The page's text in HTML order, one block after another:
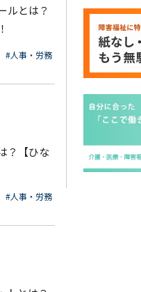
ルとは？
#人事・労務
？【ひな
#人事・労務